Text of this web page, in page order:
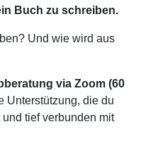
Buch zu schreiben.
Und wie wird aus
via Zoom (60
Unterstützung, die du
tief verbunden mit